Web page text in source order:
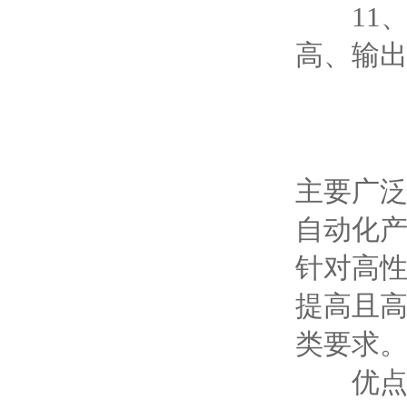
11、
高、输
主要广
自动化
针对高
提高且
类要求。
优点